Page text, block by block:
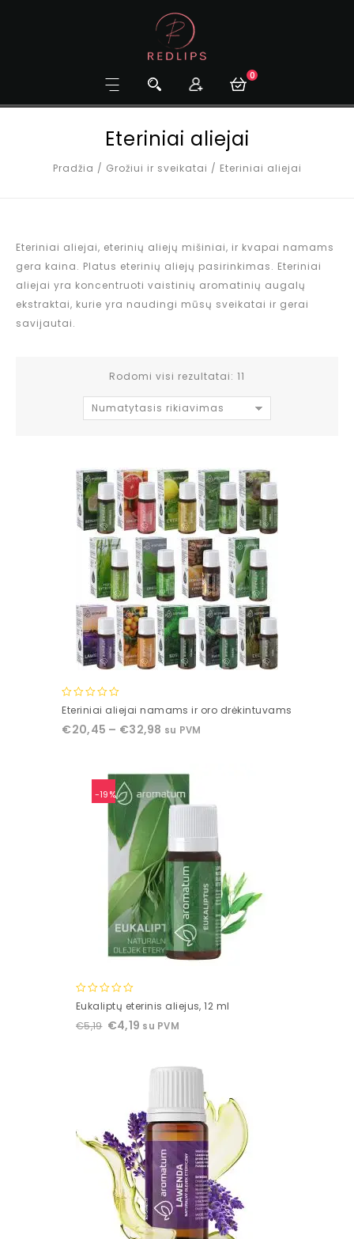
0
Eteriniai aliejai
Pradžia / Grožiui ir sveikatai / Eteriniai aliejai
Eteriniai aliejai, eterinių aliejų mišiniai, ir kvapai namams
gera kaina. Platus eterinių aliejų pasirinkimas. Eteriniai
aliejai yra koncentruoti vaistinių aromatinių augalų
ekstraktai, kurie yra naudingi mūsų sveikatai ir gerai
savijautai.
Rodomi visi rezultatai: 11
Numatytasis rikiavimas
0
of
Eteriniai aliejai namams ir oro drėkintuvams
€20,45 – €32,98 su PVM
-19%
0
of
Eukaliptų eterinis aliejus, 12 ml
€5,19 €4,19 su PVM